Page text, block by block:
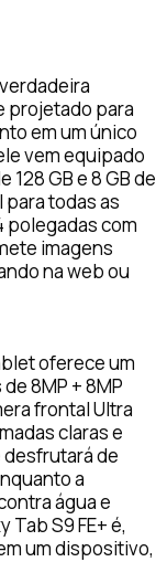
projetado para
em um único
vem equipado
GB e 8 GB de
todas as
polegadas com
imagens
na web ou
oferece um
8MP + 8MP
frontal Ultra
claras e
de
a
água e
Tab S9 FE+ é,
um dispositivo,